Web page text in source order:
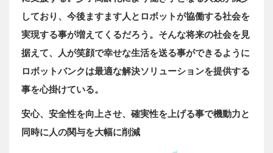
しており、今後ますます人とロボットが協働する社会を
実現する事が増えてくるだろう。そんな将来の社会を見
据えて、人が笑顔で幸せな生活を送る事ができるように
ロボットバンクは最適な解決ソリューションを提供する
事を心掛けている。
安心、安全性を向上させ、確実性を上げる事で機動力と
同時に人の関与を大幅に削減